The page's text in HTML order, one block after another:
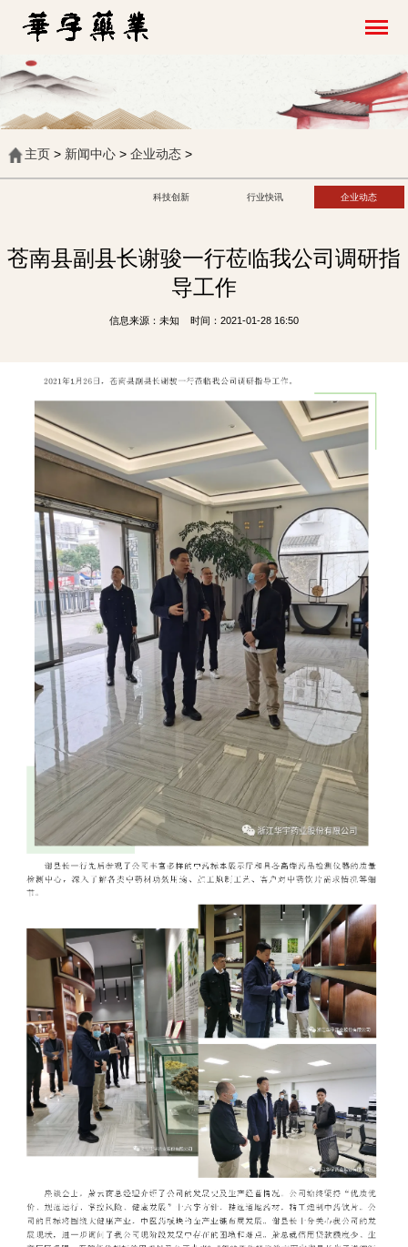
主页> 新闻中心> 企业动态>
企业动态
行业快讯
科技创新
苍南县副县长谢骏一行莅临我公司调研指
导工作
信息来源：未知 时间：2021-01-28 16:50